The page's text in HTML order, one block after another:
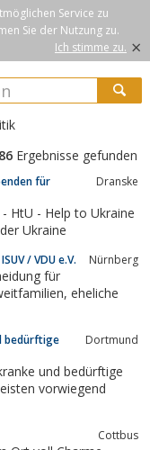
Service zu
Sie der Nutzung zu.
Ich stimme zu. ×
Ergebnisse gefunden
für
Dranske
HtU - Help to Ukraine
Ukraine
/ VDU e.V. Nürnberg
für
bedürftige
Dortmund
und bedürftige
vorwiegend
Cottbus